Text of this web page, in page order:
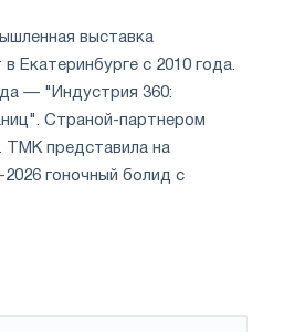
выставка
с 2010 года.
— "Индустрия 360:
Страной-партнером
ТМК представила на
гоночный болид с